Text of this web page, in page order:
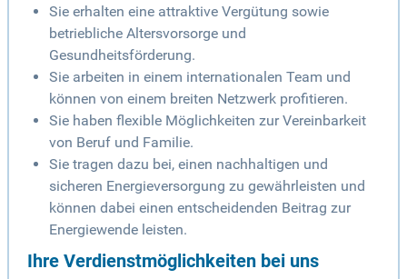
Sie erhalten eine attraktive Vergütung sowie
betriebliche Altersvorsorge und
Gesundheitsförderung.
Sie arbeiten in einem internationalen Team und
können von einem breiten Netzwerk profitieren.
Sie haben flexible Möglichkeiten zur Vereinbarkeit
von Beruf und Familie.
Sie tragen dazu bei, einen nachhaltigen und
sicheren Energieversorgung zu gewährleisten und
können dabei einen entscheidenden Beitrag zur
Energiewende leisten.
Ihre Verdienstmöglichkeiten bei uns